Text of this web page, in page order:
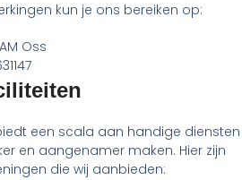
kun je ons bereiken op:
Oss
een scala aan handige diensten
en aangenamer maken. Hier zijn
die wij aanbieden: